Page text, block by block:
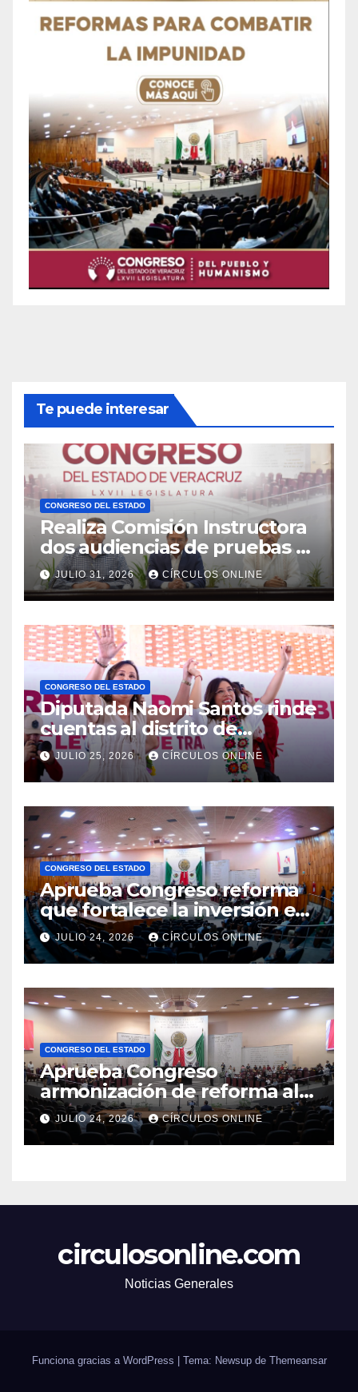
Te puede interesar
CONGRESO DEL ESTADO
Realiza Comisión Instructora
dos audiencias de pruebas y
alegatos
JULIO 31, 2026 CÍRCULOS ONLINE
CONGRESO DEL ESTADO
Diputada Naomi Santos rinde
cuentas al distrito de
Minatitlán
JULIO 25, 2026 CÍRCULOS ONLINE
CONGRESO DEL ESTADO
Aprueba Congreso reforma
que fortalece la inversión en
infraestructura educativa
JULIO 24, 2026 CÍRCULOS ONLINE
CONGRESO DEL ESTADO
Aprueba Congreso
armonización de reforma al
Poder Judicial
JULIO 24, 2026 CÍRCULOS ONLINE
circulosonline.com
Noticias Generales
Funciona gracias a WordPress | Tema: Newsup de Themeansar